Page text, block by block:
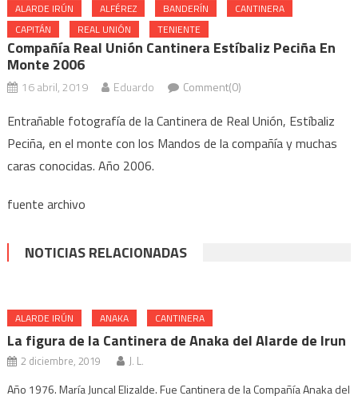
ALARDE IRÚN ALFÉREZ BANDERÍN
CANTINERA
CAPITÁN
REAL UNIÓN TENIENTE
Compañía Real Unión Cantinera Estíbaliz Peciña En
Monte 2006
16 abril, 2019 Eduardo Comment(0)
Entrañable fotografía de la Cantinera de Real Unión, Estíbaliz
Peciña, en el monte con los Mandos de la compañía y muchas
caras conocidas. Año 2006.
fuente archivo
NOTICIAS RELACIONADAS
ALARDE IRÚN ANAKA CANTINERA
La figura de la Cantinera de Anaka del Alarde de Irun
2 diciembre, 2019 J. L.
Año 1976. María Juncal Elizalde. Fue Cantinera de la Compañía Anaka del